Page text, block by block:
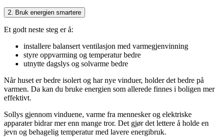
2. Bruk energien smartere
Et godt neste steg er å:
installere balansert ventilasjon med varmegjenvinning
styre oppvarming og temperatur bedre
utnytte dagslys og solvarme bedre
Når huset er bedre isolert og har nye vinduer, holder det bedre på
varmen. Da kan du bruke energien som allerede finnes i boligen mer
effektivt.
Sollys gjennom vinduene, varme fra mennesker og elektriske
apparater bidrar mer enn mange tror. Det gjør det lettere å holde en
jevn og behagelig temperatur med lavere energibruk.